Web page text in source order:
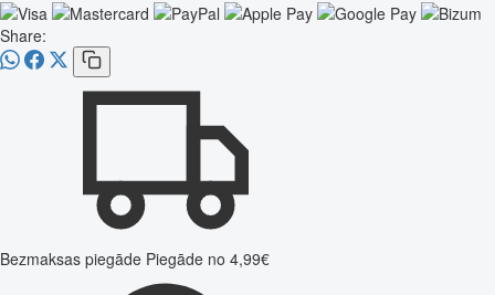
Share:
Bezmaksas piegāde Piegāde no 4,99€